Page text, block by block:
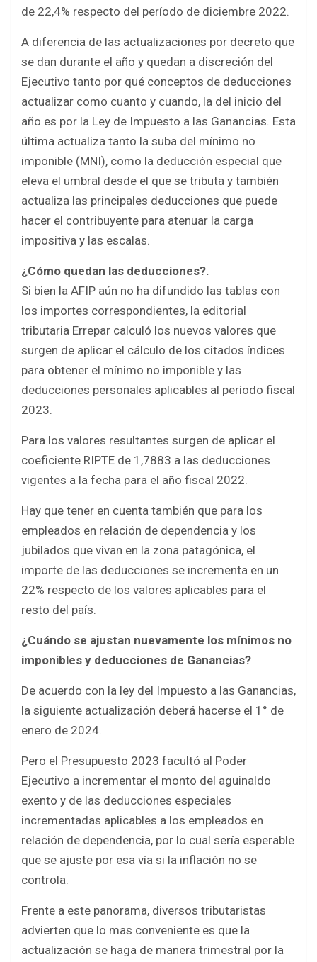
de 22,4% respecto del período de diciembre 2022.
A diferencia de las actualizaciones por decreto que
se dan durante el año y quedan a discreción del
Ejecutivo tanto por qué conceptos de deducciones
actualizar como cuanto y cuando, la del inicio del
año es por la Ley de Impuesto a las Ganancias. Esta
última actualiza tanto la suba del mínimo no
imponible (MNI), como la deducción especial que
eleva el umbral desde el que se tributa y también
actualiza las principales deducciones que puede
hacer el contribuyente para atenuar la carga
impositiva y las escalas.
¿Cómo quedan las deducciones?.
Si bien la AFIP aún no ha difundido las tablas con
los importes correspondientes, la editorial
tributaria Errepar calculó los nuevos valores que
surgen de aplicar el cálculo de los citados índices
para obtener el mínimo no imponible y las
deducciones personales aplicables al período fiscal
2023.
Para los valores resultantes surgen de aplicar el
coeficiente RIPTE de 1,7883 a las deducciones
vigentes a la fecha para el año fiscal 2022.
Hay que tener en cuenta también que para los
empleados en relación de dependencia y los
jubilados que vivan en la zona patagónica, el
importe de las deducciones se incrementa en un
22% respecto de los valores aplicables para el
resto del país.
¿Cuándo se ajustan nuevamente los mínimos no
imponibles y deducciones de Ganancias?
De acuerdo con la ley del Impuesto a las Ganancias,
la siguiente actualización deberá hacerse el 1° de
enero de 2024.
Pero el Presupuesto 2023 facultó al Poder
Ejecutivo a incrementar el monto del aguinaldo
exento y de las deducciones especiales
incrementadas aplicables a los empleados en
relación de dependencia, por lo cual sería esperable
que se ajuste por esa vía si la inflación no se
controla.
Frente a este panorama, diversos tributaristas
advierten que lo mas conveniente es que la
actualización se haga de manera trimestral por la